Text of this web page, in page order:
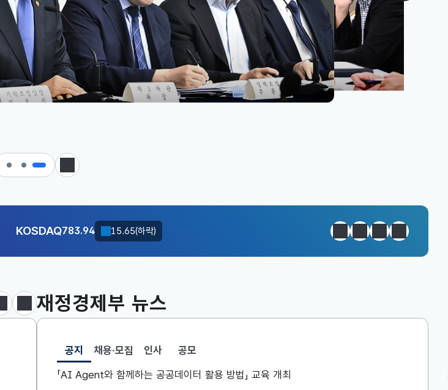
정지
KOSDAQ783.94
KOSDAQ783.94 15.65(하락)
달러-원1416.5000 8.2000(하락)
정지이전다음일일경제지
정책조정총괄과
비상경제본부 회의 겸 경제·구조혁
제16차 소재부품장비 경쟁력강화
음 보도·참고자료 더보기
재정경제부 뉴스
공지
선택됨
공지
「AI Agent와 함께하는 공공데이터 활용 방법」 교육 개최
채용·모집 인사 공모